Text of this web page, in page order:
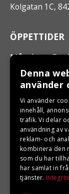
Kolgatan 1C,
ÖPPETTIDER
Måndag -
Din BRP
Denna
använder
Vi använder
innehåll,
trafik. Vi delar
användning av
reklam- och
kombinera den
som du har
har samlat in
tjänster.